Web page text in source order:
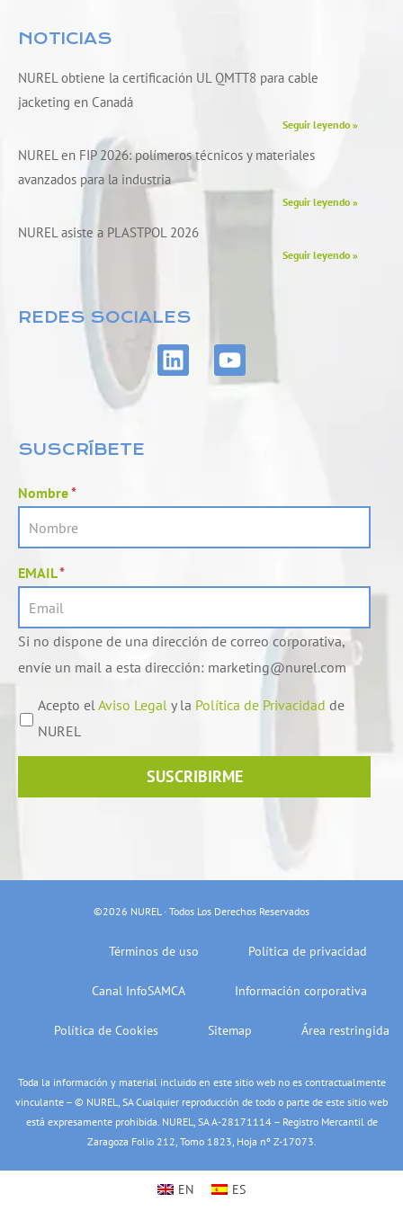
NOTICIAS
NUREL obtiene la certificación UL QMTT8 para cable
jacketing en Canadá
Seguir leyendo »
NUREL en FIP 2026: polímeros técnicos y materiales
avanzados para la industria
Seguir leyendo »
NUREL asiste a PLASTPOL 2026
Seguir leyendo »
REDES SOCIALES
L
i
n
Y
o
SUSCRÍBETE
Nombre*
EMAIL*
Si no dispone de una dirección de correo corporativa,
envíe un mail a esta dirección: marketing@nurel.com
Acepto elAviso Legal y la Política de Privacidad de
NUREL
SUSCRIBIRME
©2026 NUREL · Todos Los Derechos Reservados
Términos de uso Política de privacidad
Canal InfoSAMCA Información corporativa
Política de Cookies Sitemap Área restringida
Toda la información y material incluido en este sitio web no es contractualmente
vinculante – © NUREL, SA Cualquier reproducción de todo o parte de este sitio web
está expresamente prohibida. NUREL, SA A-28171114 – Registro Mercantil de
Zaragoza Folio 212, Tomo 1823, Hoja nº Z-17073.
EN ES